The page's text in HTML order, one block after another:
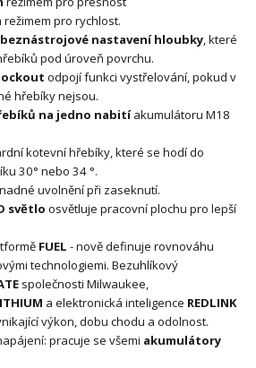
režimem pro rychlost.
beznástrojové nastavení hloubky , které
pod úroveň povrchu.
odpojí funkci vystřelování, pokud v
hřebíky nejsou.
na jedno nabitíakumulátoru M18
kotevní hřebíky, které se hodí do
30° nebo 34 °.
uvolnění při zaseknutí.
světlo osvětluje pracovní plochu pro lepší
FUEL - nově definuje rovnováhu
technologiemi. Bezuhlíkový
společnosti Milwaukee,
a elektronická inteligence REDLINK
výkon, dobu chodu a odolnost.
pracuje se všemi akumulátory